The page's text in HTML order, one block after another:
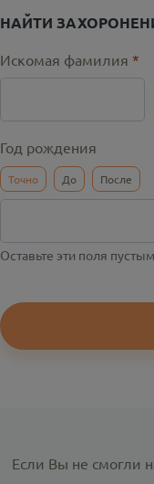
НАЙТИ
Искомая фамилия *
Год рождения
Точно До После
Оставьте эти поля
Если Вы не смогли